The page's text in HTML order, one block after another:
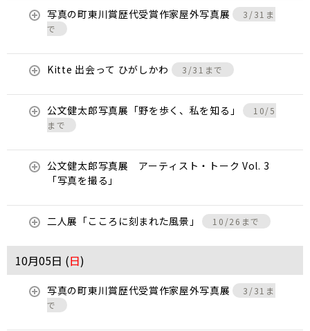
写真の町東川賞歴代受賞作家屋外写真展
3/31ま
で
Kitte 出会って ひがしかわ 3/31まで
公文健太郎写真展「野を歩く、私を知る」
10/5
まで
公文健太郎写真展 アーティスト・トーク Vol. 3
「写真を撮る」
二人展「こころに刻まれた風景」 10/26まで
10月05日 (日)
写真の町東川賞歴代受賞作家屋外写真展
3/31ま
で